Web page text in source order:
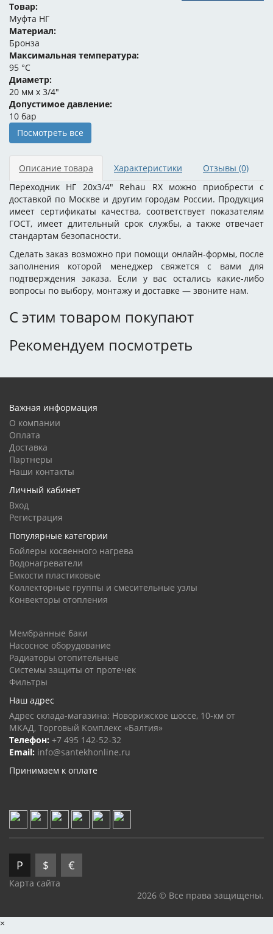
Товар:
Муфта НГ
Материал:
Бронза
Максимальная температура:
95 °C
Диаметр:
20 мм x 3/4"
Допустимое давление:
10 бар
Посмотреть все
Описание товара Характеристики Отзывы (0)
Переходник НГ 20x3/4" Rehau RX можно приобрести с
доставкой по Москве и другим городам России. Продукция
имеет сертификаты качества, соответствует показателям
ГОСТ, имеет длительный срок службы, а также отвечает
стандартам безопасности.
Сделать заказ возможно при помощи онлайн-формы, после
заполнения которой менеджер свяжется с вами для
подтверждения заказа. Если у вас остались какие-либо
вопросы по выбору, монтажу и доставке — звоните нам.
С этим товаром покупают
Рекомендуем посмотреть
Важная информация
О компании
Оплата
Доставка
Партнеры
Наши контакты
Личный кабинет
Вход
Регистрация
Популярные категории
Бойлеры косвенного нагрева
Водонагреватели
Емкости пластиковые
Коллекторные группы и смесительные узлы
Конвекторы отопления
Мембранные баки
Насосное оборудование
Радиаторы отопительные
Системы защиты от протечек
Фильтры
Наш адрес
Адрес склада-магазина: Новорижское шоссе, 10-км от
МКАД, Торговый Комплекс «Балтия»
Телефон: +7 495 142-52-32
Email: info@santekhonline.ru
Принимаем к оплате
Р $ €
Карта сайта
2026 © Все права защищены.
×